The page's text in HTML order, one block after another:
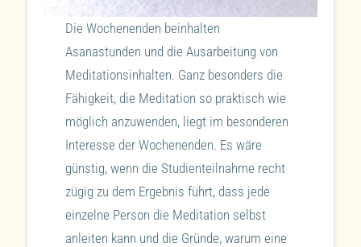
Die Wochenenden beinhalten
Asanastunden und die Ausarbeitung von
Meditationsinhalten. Ganz besonders die
Fähigkeit, die Meditation so praktisch wie
möglich anzuwenden, liegt im besonderen
Interesse der Wochenenden. Es wäre
günstig, wenn die Studienteilnahme recht
zügig zu dem Ergebnis führt, dass jede
einzelne Person die Meditation selbst
anleiten kann und die Gründe, warum eine